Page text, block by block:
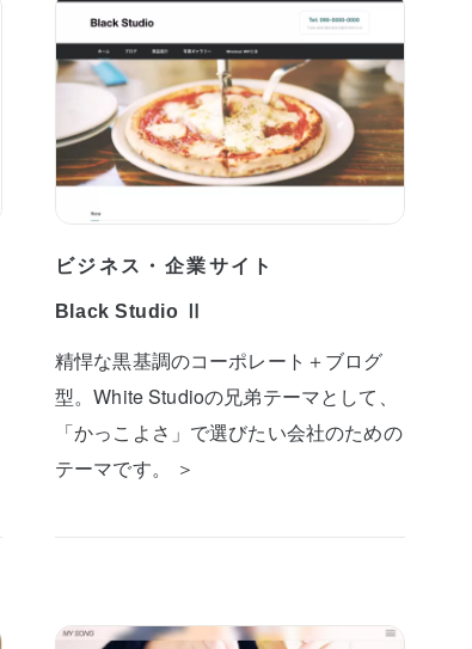
ビジネス・企業サイト
Black Studio Ⅱ
精悍な黒基調のコーポレート＋ブログ
型。White Studioの兄弟テーマとして、
「かっこよさ」で選びたい会社のための
テーマです。 ＞